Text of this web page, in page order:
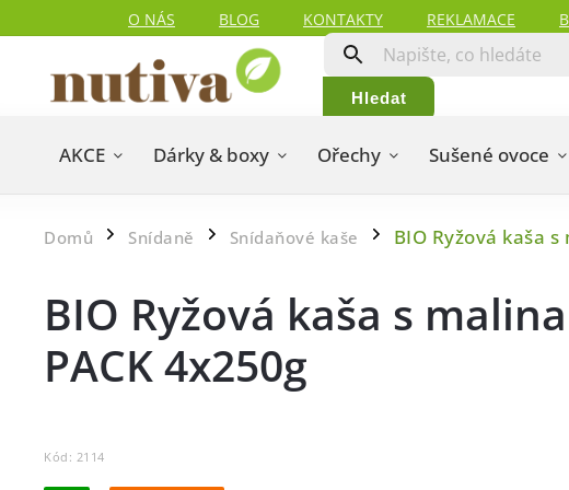
O NÁS BLOG KONTAKTY REKLAMACE
Hledat
AKCE Dárky & boxy Ořechy Sušené ovoce
Domů / Snídaně / Snídaňové kaše / BIO Ryžová kaša
BIO Ryžová kaša s
PACK 4x250g
Kód: 2114